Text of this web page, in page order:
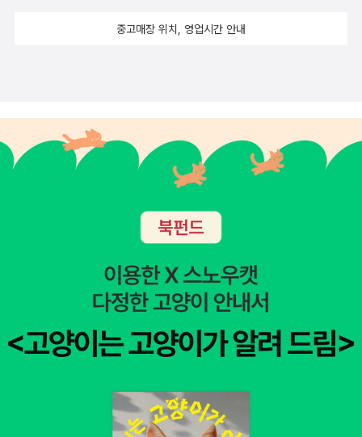
중고매장 위치, 영업시간 안내